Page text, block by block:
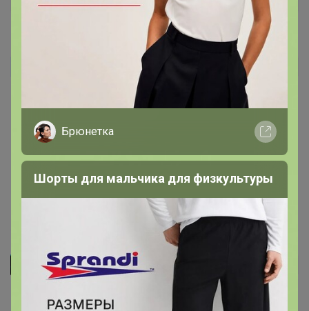
Автор уже получил заказ!
Отличный бюсгалтер. Цвет светло-серый. Я подумала
Дама Автор уже получил заказ!
На 75С L большой в обьеме. А так супер удобный!
Брюнетка
Шорты для мальчика для физкультуры